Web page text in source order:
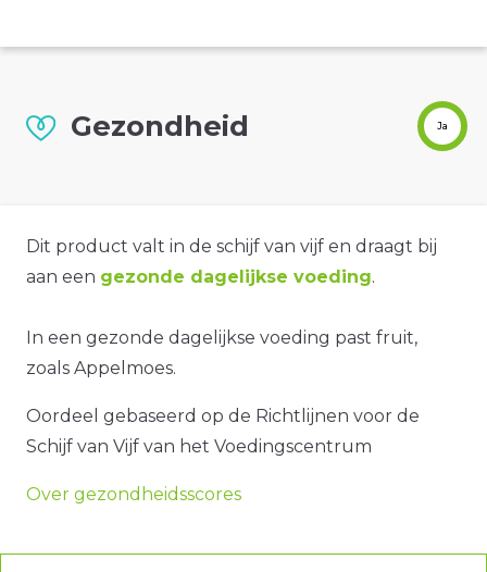
Gezondheid Ja
Dit product valt in de schijf van vijf en draagt bij
aan een gezonde dagelijkse voeding.
In een gezonde dagelijkse voeding past fruit,
zoals Appelmoes.
Oordeel gebaseerd op de Richtlijnen voor de
Schijf van Vijf van het Voedingscentrum
Over gezondheidsscores